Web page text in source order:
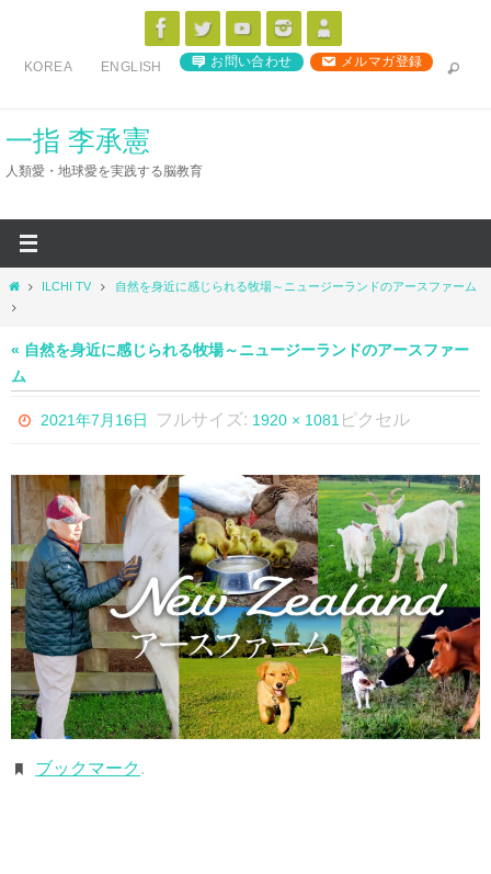
ス
KOREA ENGLISH お問い合わせ メルマガ登録
一指 李承憲
人類愛・地球愛を実践する脳教育
ホ
ILCHI TV 自然を身近に感じられる牧場～ニュージーランドのアースファーム
« 自然を身近に感じられる牧場～ニュージーランドのアースファー
ム
2021年7月16日 フルサイズ: 1920 × 1081 ピクセル
ブックマーク .